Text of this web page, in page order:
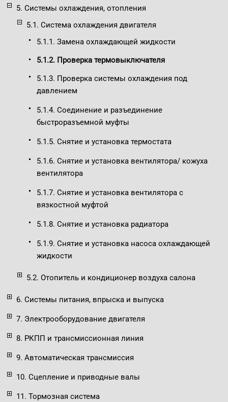
5. Системы охлаждения, отопления
5.1. Система охлаждения двигателя
5.1.1. Замена охлаждающей жидкости
5.1.2. Проверка термовыключателя
5.1.3. Проверка системы охлаждения под
давлением
5.1.4. Соединение и разъединение
быстроразъемной муфты
5.1.5. Снятие и установка термостата
5.1.6. Снятие и установка вентилятора/ кожуха
вентилятора
5.1.7. Снятие и установка вентилятора с
вязкостной муфтой
5.1.8. Снятие и установка радиатора
5.1.9. Снятие и установка насоса охлаждающей
жидкости
5.2. Отопитель и кондиционер воздуха салона
6. Системы питания, впрыска и выпуска
7. Электрооборудование двигателя
8. РКПП и трансмиссионная линия
9. Автоматическая трансмиссия
10. Сцепление и приводные валы
11. Тормозная система